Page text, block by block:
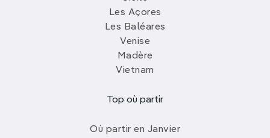
Les Açores
Les Baléares
Venise
Madère
Vietnam
Top où partir
Où partir en Janvier